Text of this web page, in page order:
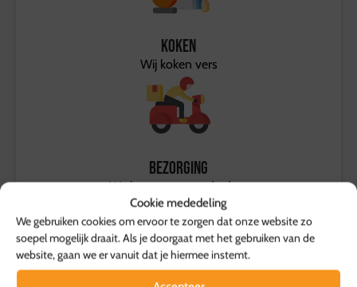
Cookie mededeling
We gebruiken cookies om ervoor te zorgen dat onze website zo
soepel mogelijk draait. Als je doorgaat met het gebruiken van de
website, gaan we er vanuit dat je hiermee instemt.
Koken
Wij koken vers
Bezorging
We bezorgen aan de deur